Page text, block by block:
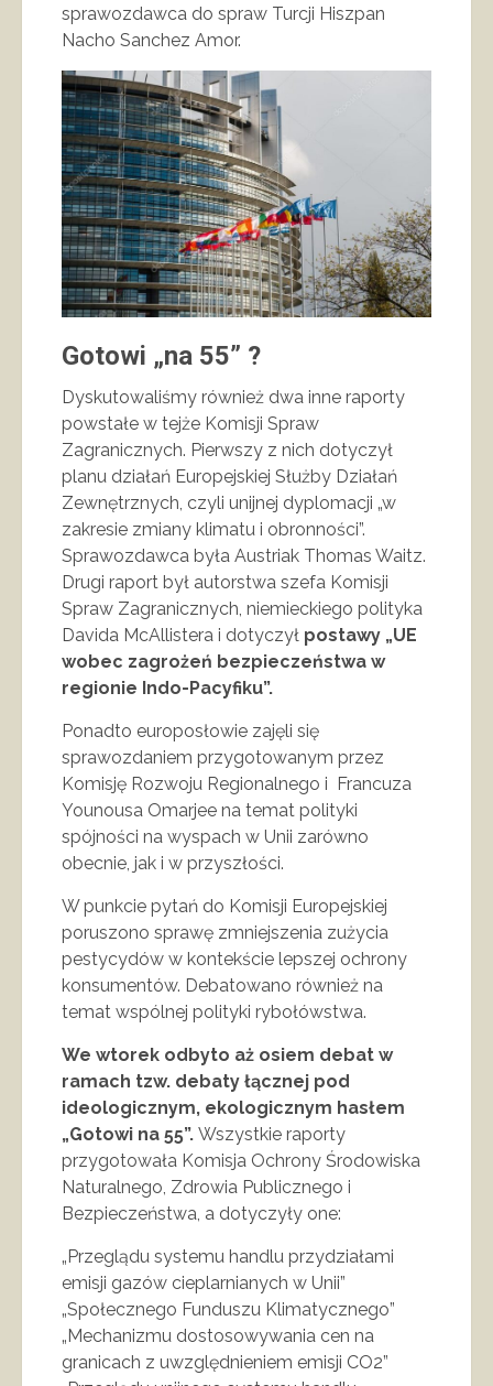
sprawozdawca do spraw Turcji Hiszpan
Nacho Sanchez Amor.
Gotowi „na 55” ?
Dyskutowaliśmy również dwa inne raporty
powstałe w tejże Komisji Spraw
Zagranicznych. Pierwszy z nich dotyczył
planu działań Europejskiej Służby Działań
Zewnętrznych, czyli unijnej dyplomacji „w
zakresie zmiany klimatu i obronności”.
Sprawozdawca była Austriak Thomas Waitz.
Drugi raport był autorstwa szefa Komisji
Spraw Zagranicznych, niemieckiego polityka
Davida McAllistera i dotyczył postawy „UE
wobec zagrożeń bezpieczeństwa w
regionie Indo-Pacyfiku”.
Ponadto europosłowie zajęli się
sprawozdaniem przygotowanym przez
Komisję Rozwoju Regionalnego i Francuza
Younousa Omarjee na temat polityki
spójności na wyspach w Unii zarówno
obecnie, jak i w przyszłości.
W punkcie pytań do Komisji Europejskiej
poruszono sprawę zmniejszenia zużycia
pestycydów w kontekście lepszej ochrony
konsumentów. Debatowano również na
temat wspólnej polityki rybołówstwa.
We wtorek odbyto aż osiem debat w
ramach tzw. debaty łącznej pod
ideologicznym, ekologicznym hasłem
„Gotowi na 55”. Wszystkie raporty
przygotowała Komisja Ochrony Środowiska
Naturalnego, Zdrowia Publicznego i
Bezpieczeństwa, a dotyczyły one:
„Przeglądu systemu handlu przydziałami
emisji gazów cieplarnianych w Unii”
„Społecznego Funduszu Klimatycznego”
„Mechanizmu dostosowywania cen na
granicach z uwzględnieniem emisji CO2”